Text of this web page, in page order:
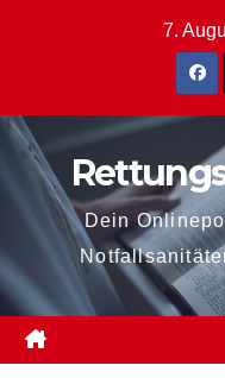
7.
Dein